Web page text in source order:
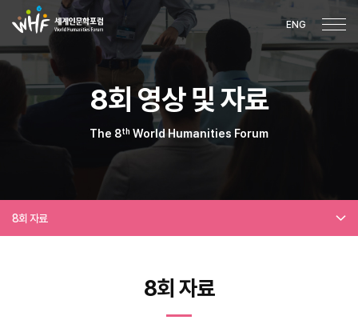
ENG
8회 영상 및 자료
The 8th World Humanities Forum
8회 자료
8회 자료